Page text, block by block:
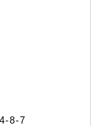
8-7